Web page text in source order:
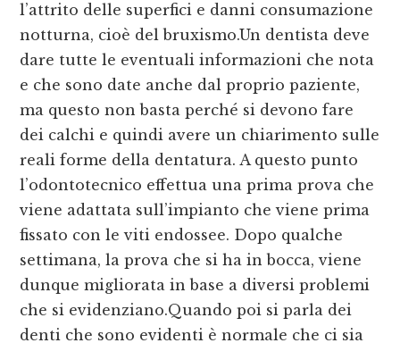
l’attrito delle superfici e danni consumazione
notturna, cioè del bruxismo.Un dentista deve
dare tutte le eventuali informazioni che nota
e che sono date anche dal proprio paziente,
ma questo non basta perché si devono fare
dei calchi e quindi avere un chiarimento sulle
reali forme della dentatura. A questo punto
l’odontotecnico effettua una prima prova che
viene adattata sull’impianto che viene prima
fissato con le viti endossee. Dopo qualche
settimana, la prova che si ha in bocca, viene
dunque migliorata in base a diversi problemi
che si evidenziano.Quando poi si parla dei
denti che sono evidenti è normale che ci sia